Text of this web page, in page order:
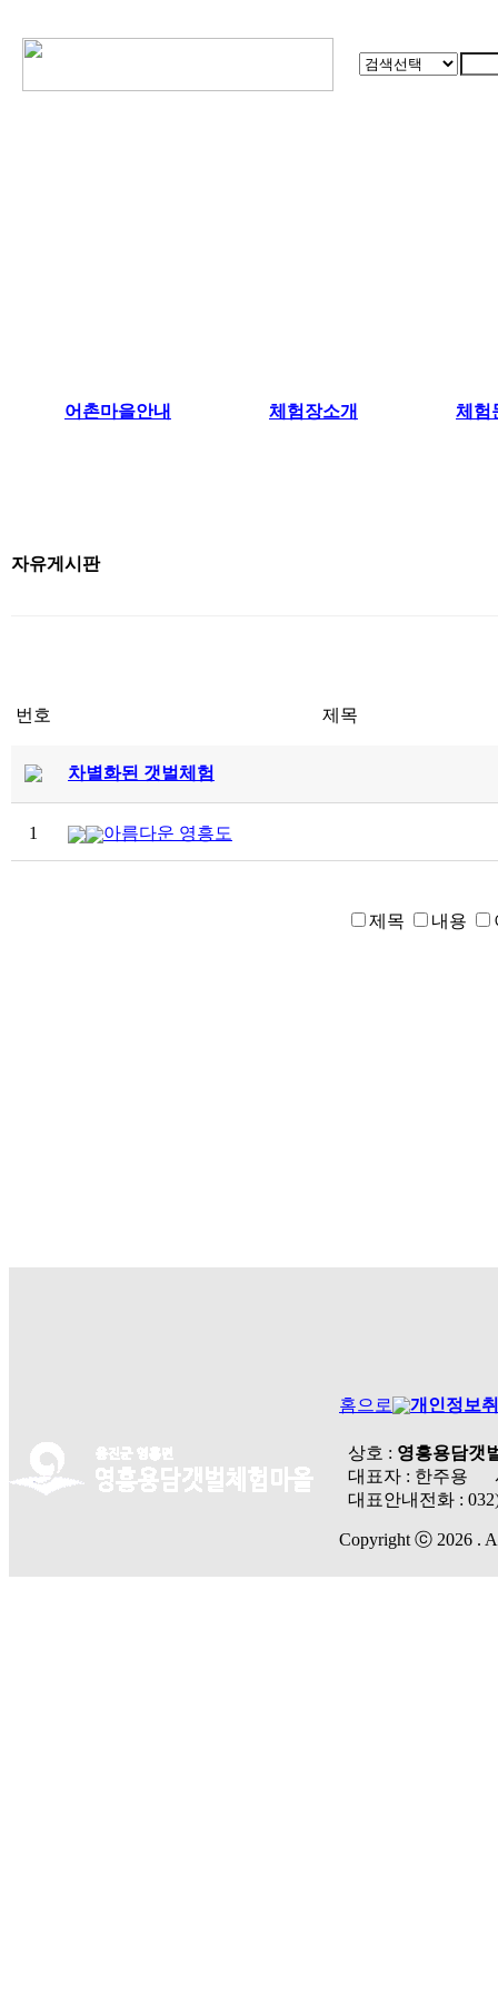
어촌마을안내 체험장소개 체험
자유게시판
번호 제목
차별화된 갯벌체험
1 아름다운 영흥도
제목 내용
홈으로 개인정보
상호 : 영흥용담갯
대표자 : 한주용
대표안내전화 :
Copyright ⓒ 2026 .